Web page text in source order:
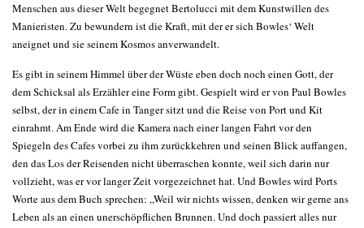
Menschen aus dieser Welt begegnet Bertolucci mit dem Kunstwillen des
Manieristen. Zu bewundern ist die Kraft, mit der er sich Bowles‘ Welt
aneignet und sie seinem Kosmos anverwandelt.
Es gibt in seinem Himmel über der Wüste eben doch noch einen Gott, der
dem Schicksal als Erzähler eine Form gibt. Gespielt wird er von Paul Bowles
selbst, der in einem Cafe in Tanger sitzt und die Reise von Port und Kit
einrahmt. Am Ende wird die Kamera nach einer langen Fahrt vor den
Spiegeln des Cafes vorbei zu ihm zurückkehren und seinen Blick auffangen,
den das Los der Reisenden nicht überraschen konnte, weil sich darin nur
vollzieht, was er vor langer Zeit vorgezeichnet hat. Und Bowles wird Ports
Worte aus dem Buch sprechen: „Weil wir nichts wissen, denken wir gerne ans
Leben als an einen unerschöpflichen Brunnen. Und doch passiert alles nur